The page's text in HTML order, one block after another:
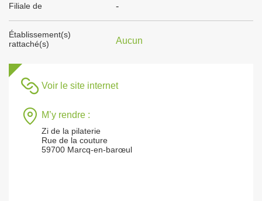
Filiale de -
Établissement(s)
rattaché(s)
Aucun
Voir le site internet
M’y rendre :
Zi de la pilaterie
Rue de la couture
59700 Marcq-en-barœul